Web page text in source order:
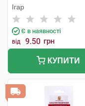
стерильний 6 см х 8 см
Ігар
Є в наявності
від 9.50 грн
КУПИТИ